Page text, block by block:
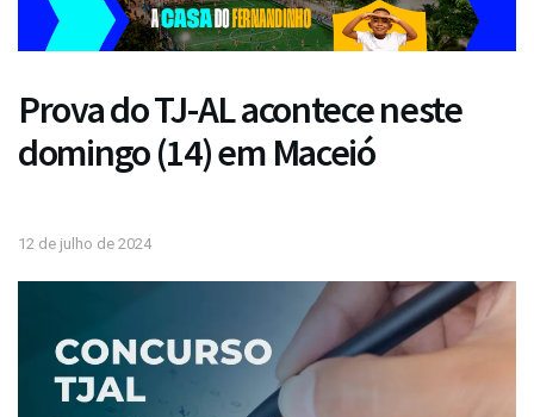
Prova do TJ-AL acontece neste
domingo (14) em Maceió
12 de julho de 2024